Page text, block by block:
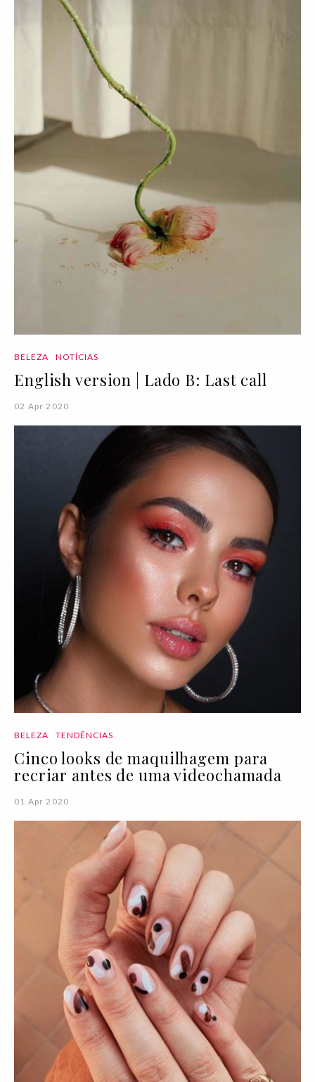
BELEZA NOTÍCIAS
English version | Lado B: Last call
02 Apr 2020
BELEZA TENDÊNCIAS
Cinco looks de maquilhagem para
recriar antes de uma videochamada
01 Apr 2020